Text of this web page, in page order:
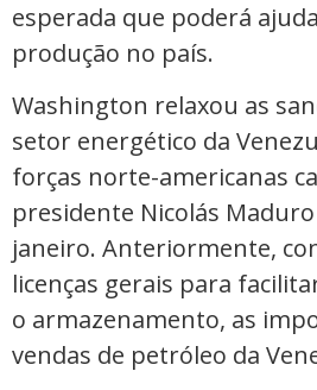
esperada ‌que poderá
produção no país.
Washington relaxou as
setor energético da
forças norte-americanas
presidente Nicolás
⁠janeiro. ‌Anteriormente,
licenças gerais para
o armazenamento, as
vendas de petróleo da